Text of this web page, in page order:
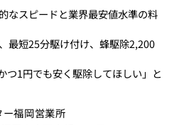
なスピードと業界最安値水準の料
最短25分駆け付け、蜂駆除2,200
つ1円でも安く駆除してほしい」と
福岡営業所